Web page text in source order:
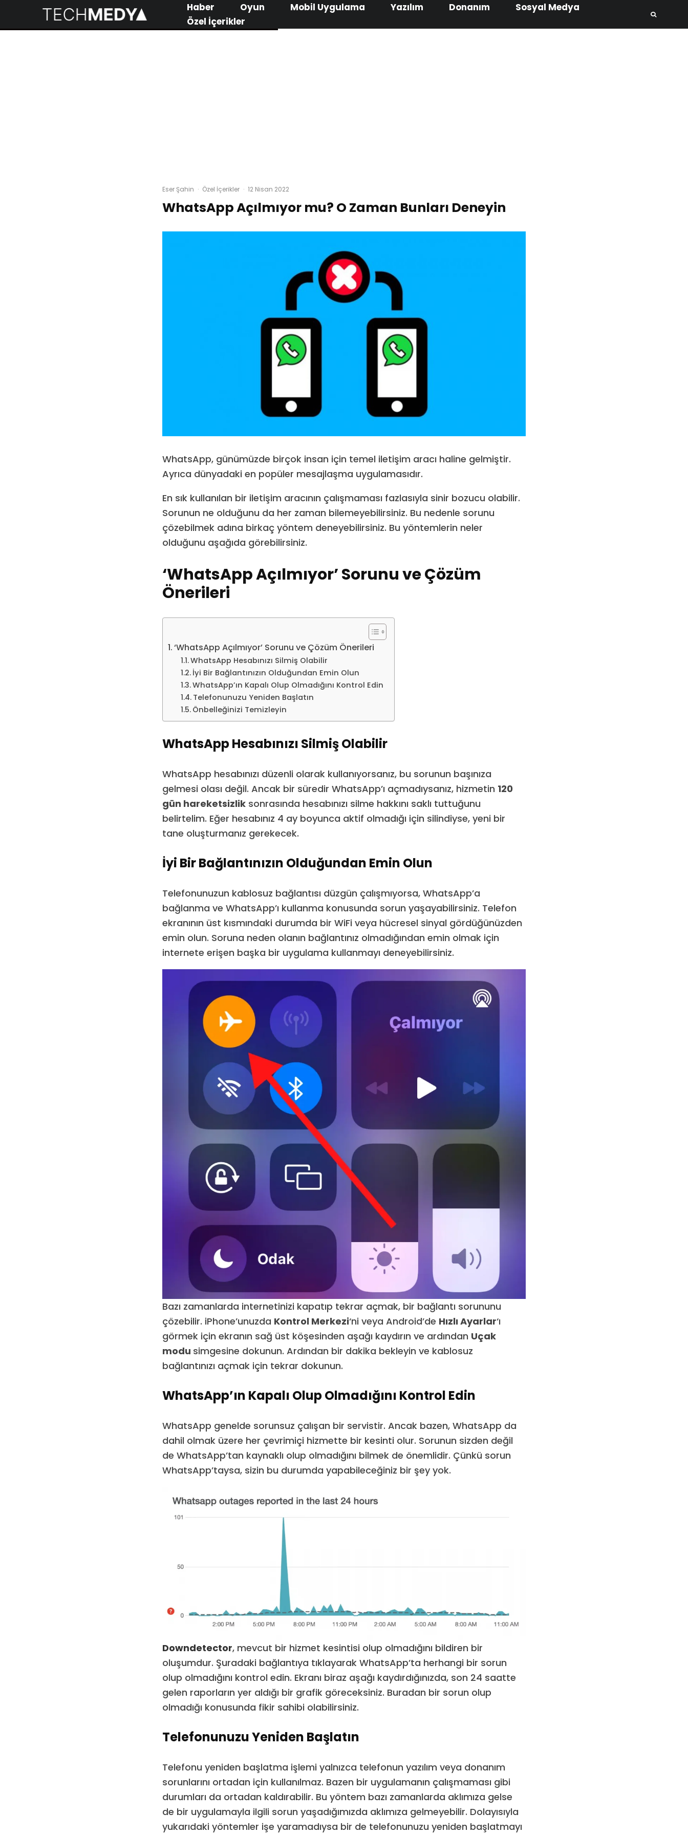
Haber Oyun Mobil Uygulama Yazılım Donanım
Sosyal Medya
Özel İçerikler
Eser Şahin · Özel İçerikler · 12 Nisan 2022
WhatsApp Açılmıyor mu? O Zaman Bunları Deneyin
WhatsApp, günümüzde birçok insan için temel iletişim aracı haline gelmiştir.
Ayrıca dünyadaki en popüler mesajlaşma uygulamasıdır.
En sık kullanılan bir iletişim aracının çalışmaması fazlasıyla sinir bozucu olabilir.
Sorunun ne olduğunu da her zaman bilemeyebilirsiniz. Bu nedenle sorunu
çözebilmek adına birkaç yöntem deneyebilirsiniz. Bu yöntemlerin neler
olduğunu aşağıda görebilirsiniz.
‘WhatsApp Açılmıyor’ Sorunu ve Çözüm
Önerileri
‘WhatsApp Açılmıyor’ Sorunu ve Çözüm Önerileri
WhatsApp Hesabınızı Silmiş Olabilir
İyi Bir Bağlantınızın Olduğundan Emin Olun
WhatsApp’ın Kapalı Olup Olmadığını Kontrol Edin
Telefonunuzu Yeniden Başlatın
Önbelleğinizi Temizleyin
WhatsApp Hesabınızı Silmiş Olabilir
WhatsApp hesabınızı düzenli olarak kullanıyorsanız, bu sorunun başınıza
gelmesi olası değil. Ancak bir süredir WhatsApp’ı açmadıysanız, hizmetin 120
gün hareketsizliksonrasında hesabınızı silme hakkını saklı tuttuğunu
belirtelim. Eğer hesabınız 4 ay boyunca aktif olmadığı için silindiyse, yeni bir
tane oluşturmanız gerekecek.
İyi Bir Bağlantınızın Olduğundan Emin Olun
Telefonunuzun kablosuz bağlantısı düzgün çalışmıyorsa, WhatsApp’a
bağlanma ve WhatsApp’ı kullanma konusunda sorun yaşayabilirsiniz. Telefon
ekranının üst kısmındaki durumda bir WiFi veya hücresel sinyal gördüğünüzden
emin olun. Soruna neden olanın bağlantınız olmadığından emin olmak için
internete erişen başka bir uygulama kullanmayı deneyebilirsiniz.
Bazı zamanlarda internetinizi kapatıp tekrar açmak, bir bağlantı sorununu
çözebilir. iPhone’unuzda Kontrol Merkezi‘ni veya Android’de Hızlı Ayarlar‘ı
görmek için ekranın sağ üst köşesinden aşağı kaydırın ve ardından Uçak
modu simgesine dokunun. Ardından bir dakika bekleyin ve kablosuz
bağlantınızı açmak için tekrar dokunun.
WhatsApp’ın Kapalı Olup Olmadığını Kontrol Edin
WhatsApp genelde sorunsuz çalışan bir servistir. Ancak bazen, WhatsApp da
dahil olmak üzere her çevrimiçi hizmette bir kesinti olur. Sorunun sizden değil
de WhatsApp’tan kaynaklı olup olmadığını bilmek de önemlidir. Çünkü sorun
WhatsApp’taysa, sizin bu durumda yapabileceğiniz bir şey yok.
Downdetector, mevcut bir hizmet kesintisi olup olmadığını bildiren bir
oluşumdur. Şuradaki bağlantıya tıklayarak WhatsApp’ta herhangi bir sorun
olup olmadığını kontrol edin. Ekranı biraz aşağı kaydırdığınızda, son 24 saatte
gelen raporların yer aldığı bir grafik göreceksiniz. Buradan bir sorun olup
olmadığı konusunda fikir sahibi olabilirsiniz.
Telefonunuzu Yeniden Başlatın
Telefonu yeniden başlatma işlemi yalnızca telefonun yazılım veya donanım
sorunlarını ortadan için kullanılmaz. Bazen bir uygulamanın çalışmaması gibi
durumları da ortadan kaldırabilir. Bu yöntem bazı zamanlarda aklımıza gelse
de bir uygulamayla ilgili sorun yaşadığımızda aklımıza gelmeyebilir. Dolayısıyla
yukarıdaki yöntemler işe yaramadıysa bir de telefonunuzu yeniden başlatmayı